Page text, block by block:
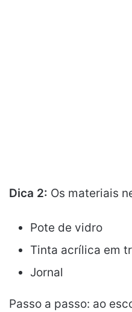
Dica 2: Os materiais
Pote de vidro
Tinta acrílica em
Jornal
Passo a passo: ao